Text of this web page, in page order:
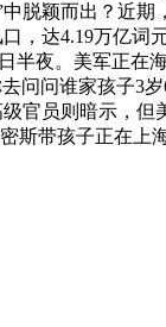
颖而出？近期
达4.19万亿词
半夜。美军正
问谁家孩子3
员则暗示，
斯带孩子正在上